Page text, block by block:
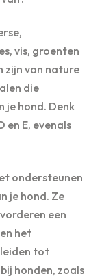
vis, groenten
zijn van nature
die
je hond. Denk
en E, evenals
ondersteunen
je hond. Ze
een
het
tot
honden, zoals